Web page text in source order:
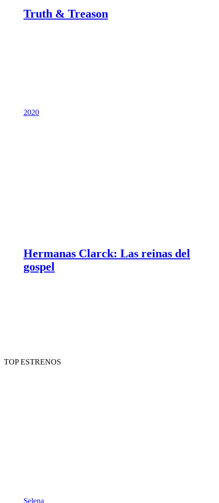
Truth & Treason
2020
Hermanas Clarck: Las reinas del
gospel
TOP ESTRENOS
Selena